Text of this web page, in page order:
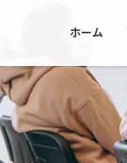
ホーム